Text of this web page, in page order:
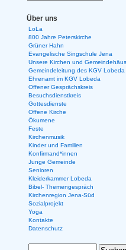
Über uns
LoLa
800 Jahre Peterskirche
Grüner Hahn
Evangelische Singschule Jena
Unsere Kirchen und
Gemeindeleitung des KGV Lobeda
Ehrenamt im KGV Lobeda
Offener Gesprächskreis
Besuchsdienstkreis
Gottesdienste
Offene Kirche
Ökumene
Feste
Kirchenmusik
Kinder und Familien
Konfirmand*innen
Junge Gemeinde
Senioren
Kleiderkammer Lobeda
Bibel- Themengespräch
Kirchenregion Jena-Süd
Sozialprojekt
Yoga
Kontakte
Datenschutz